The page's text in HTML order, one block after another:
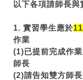
以下各項請師長與
1. 實習學生應於
作業
(1)已提前完成作
師長
(2)請告知雙方師